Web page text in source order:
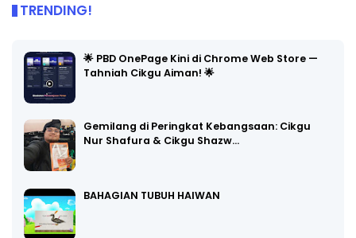
TRENDING!
🌟 PBD OnePage Kini di Chrome Web Store —
Tahniah Cikgu Aiman! 🌟
Gemilang di Peringkat Kebangsaan: Cikgu
Nur Shafura & Cikgu Shazw…
BAHAGIAN TUBUH HAIWAN